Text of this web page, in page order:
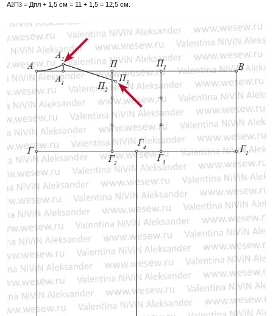
А2П3 = Дпл + 1,5 см = 11 + 1,5 = 12,5 см.